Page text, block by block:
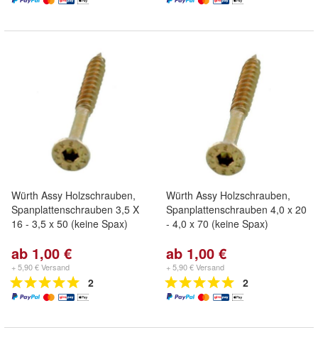
Würth Assy Holzschrauben,
Spanplattenschrauben 3,5 X
16 - 3,5 x 50 (keine Spax)
ab 1,00 €
+ 5,90 € Versand
2
Würth Assy Holzschrauben,
Spanplattenschrauben 4,0 x 20
- 4,0 x 70 (keine Spax)
ab 1,00 €
+ 5,90 € Versand
2